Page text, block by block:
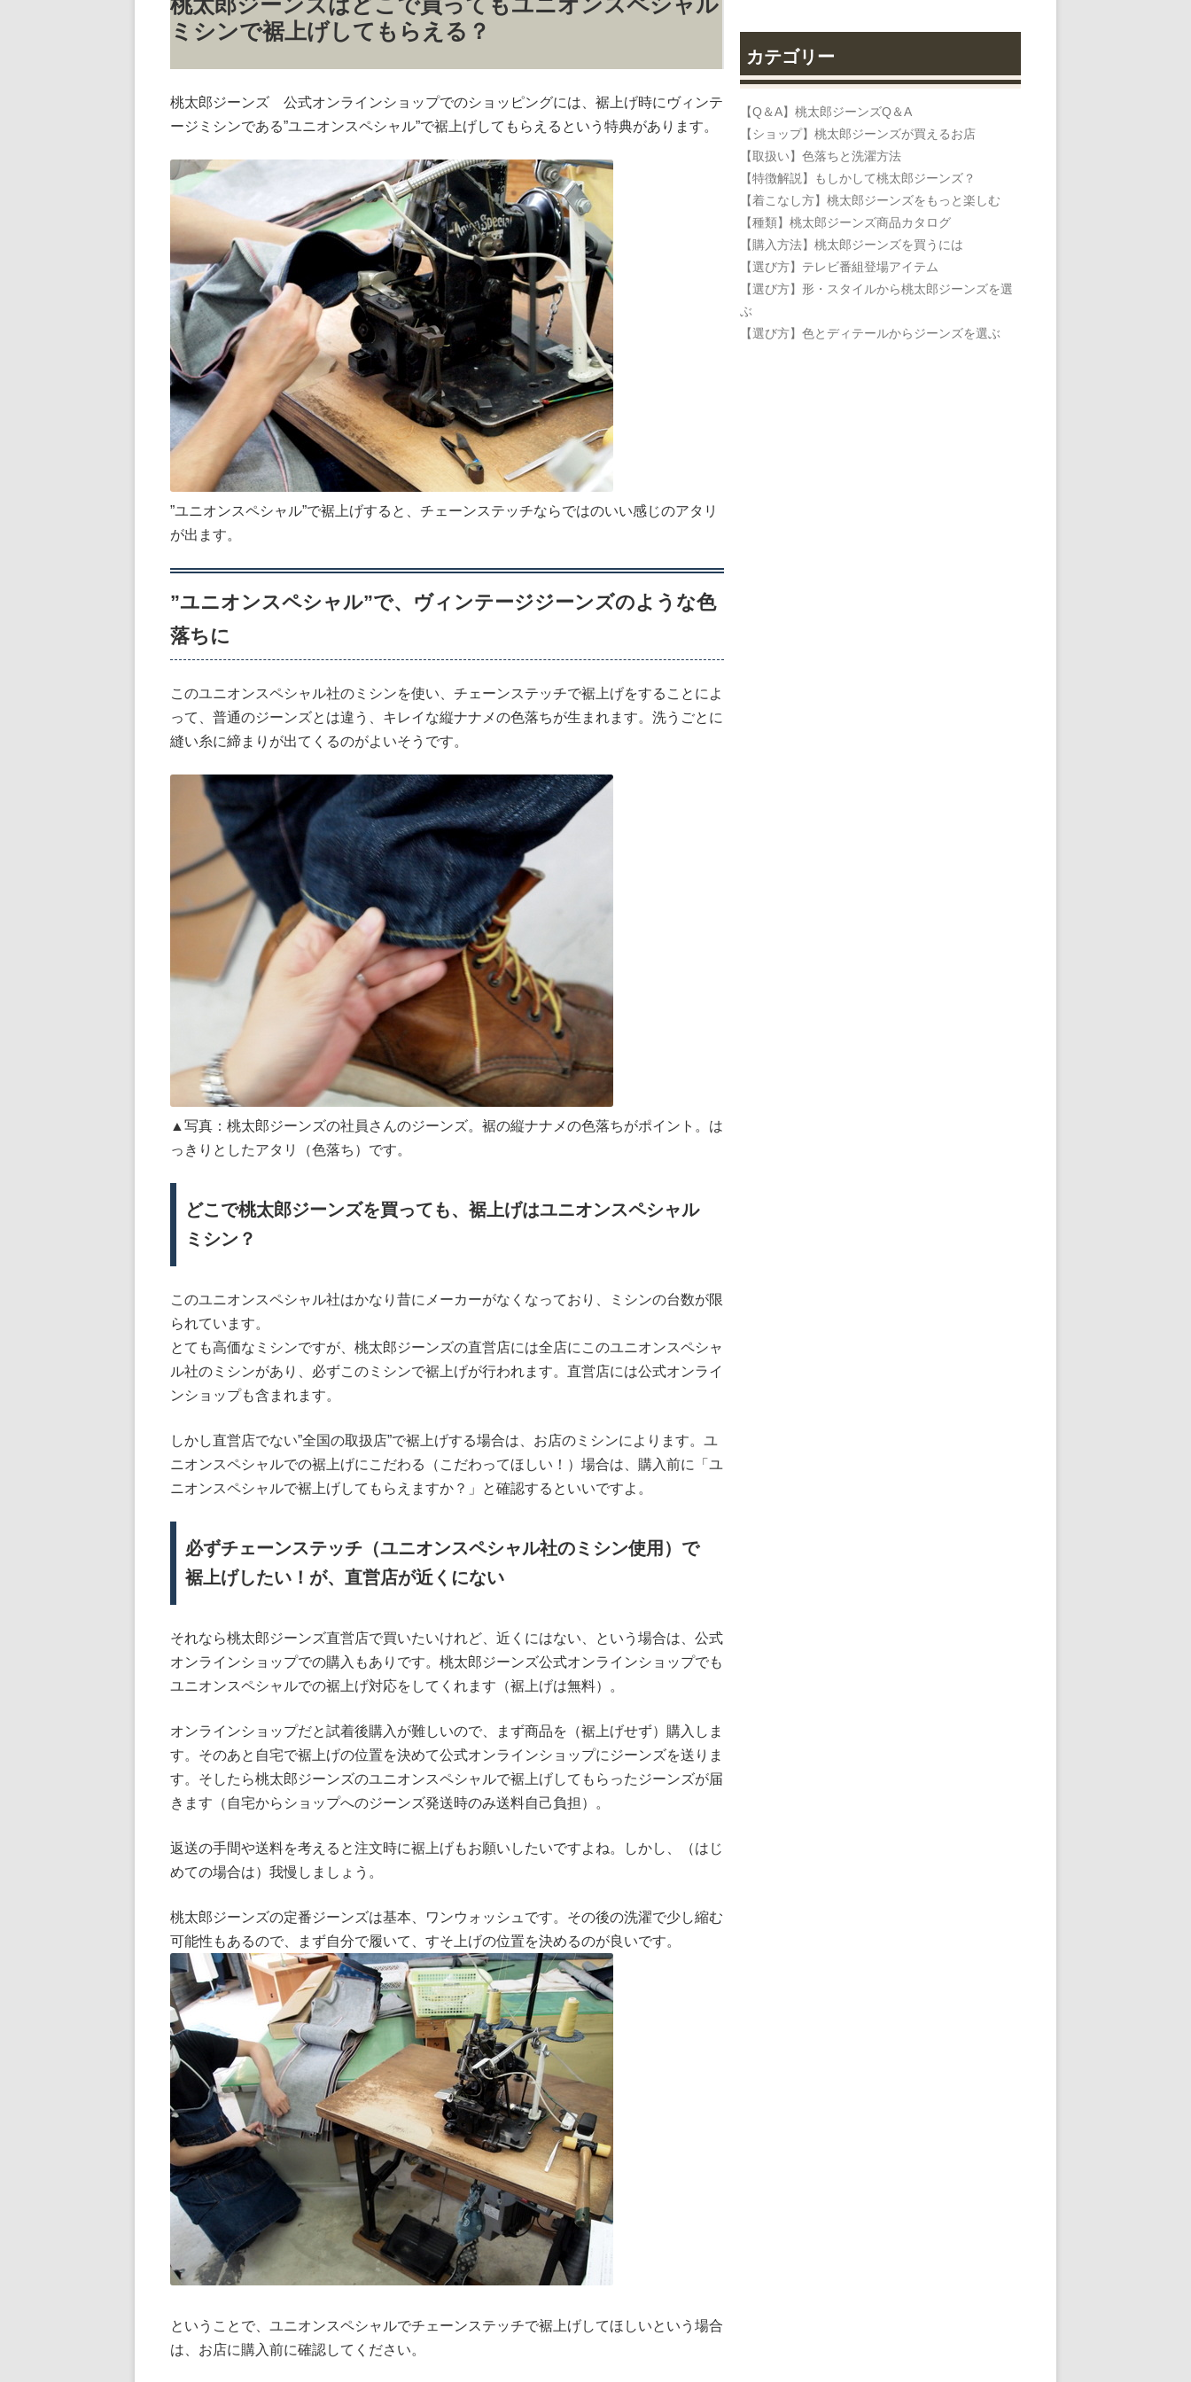
ミシンで裾上げしてもらえる？
桃太郎ジーンズ 公式オンラインショップでのショッピングには、裾上げ時にヴィンテ
ージミシンである”ユニオンスペシャル”で裾上げしてもらえるという特典があります。
”ユニオンスペシャル”で裾上げすると、チェーンステッチならではのいい感じのアタリ
が出ます。
”ユニオンスペシャル”で、ヴィンテージジーンズのような色
落ちに
このユニオンスペシャル社のミシンを使い、チェーンステッチで裾上げをすることによ
って、普通のジーンズとは違う、キレイな縦ナナメの色落ちが生まれます。洗うごとに
縫い糸に締まりが出てくるのがよいそうです。
▲写真：桃太郎ジーンズの社員さんのジーンズ。裾の縦ナナメの色落ちがポイント。は
っきりとしたアタリ（色落ち）です。
どこで桃太郎ジーンズを買っても、裾上げはユニオンスペシャル
ミシン？
このユニオンスペシャル社はかなり昔にメーカーがなくなっており、ミシンの台数が限
られています。
とても高価なミシンですが、桃太郎ジーンズの直営店には全店にこのユニオンスペシャ
ル社のミシンがあり、必ずこのミシンで裾上げが行われます。直営店には公式オンライ
ンショップも含まれます。
しかし直営店でない”全国の取扱店”で裾上げする場合は、お店のミシンによります。ユ
ニオンスペシャルでの裾上げにこだわる（こだわってほしい！）場合は、購入前に「ユ
ニオンスペシャルで裾上げしてもらえますか？」と確認するといいですよ。
必ずチェーンステッチ（ユニオンスペシャル社のミシン使用）で
裾上げしたい！が、直営店が近くにない
それなら桃太郎ジーンズ直営店で買いたいけれど、近くにはない、という場合は、公式
オンラインショップでの購入もありです。桃太郎ジーンズ公式オンラインショップでも
ユニオンスペシャルでの裾上げ対応をしてくれます（裾上げは無料）。
オンラインショップだと試着後購入が難しいので、まず商品を（裾上げせず）購入しま
す。そのあと自宅で裾上げの位置を決めて公式オンラインショップにジーンズを送りま
す。そしたら桃太郎ジーンズのユニオンスペシャルで裾上げしてもらったジーンズが届
きます（自宅からショップへのジーンズ発送時のみ送料自己負担）。
返送の手間や送料を考えると注文時に裾上げもお願いしたいですよね。しかし、（はじ
めての場合は）我慢しましょう。
桃太郎ジーンズの定番ジーンズは基本、ワンウォッシュです。その後の洗濯で少し縮む
可能性もあるので、まず自分で履いて、すそ上げの位置を決めるのが良いです。
ということで、ユニオンスペシャルでチェーンステッチで裾上げしてほしいという場合
は、お店に購入前に確認してください。
カテゴリー
【Q＆A】桃太郎ジーンズQ＆A
【ショップ】桃太郎ジーンズが買えるお店
【取扱い】色落ちと洗濯方法
【特徴解説】もしかして桃太郎ジーンズ？
【着こなし方】桃太郎ジーンズをもっと楽しむ
【種類】桃太郎ジーンズ商品カタログ
【購入方法】桃太郎ジーンズを買うには
【選び方】テレビ番組登場アイテム
【選び方】形・スタイルから桃太郎ジーンズを選
ぶ
【選び方】色とディテールからジーンズを選ぶ